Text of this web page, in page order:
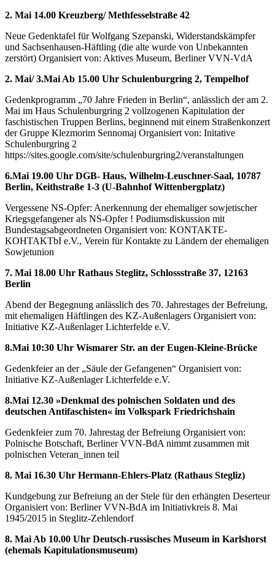
2. Mai 14.00 Kreuzberg/ Methfesselstraße 42
Neue Gedenktafel für Wolfgang Szepanski, Widerstandskämpfer
und Sachsenhausen-Häftling (die alte wurde von Unbekannten
zerstört) Organisiert von: Aktives Museum, Berliner VVN-VdA
2. Mai/ 3.Mai Ab 15.00 Uhr Schulenburgring 2, Tempelhof
Gedenkprogramm „70 Jahre Frieden in Berlin“, anlässlich der am 2.
Mai im Haus Schulenburgring 2 vollzogenen Kapitulation der
faschistischen Truppen Berlins, beginnend mit einem Straßenkonzert
der Gruppe Klezmorim Sennomaj Organisiert von: Initative
Schulenburgring 2
https://sites.google.com/site/schulenburgring2/veranstaltungen
6.Mai 19.00 Uhr DGB- Haus, Wilhelm-Leuschner-Saal, 10787
Berlin, Keithstraße 1-3 (U-Bahnhof Wittenbergplatz)
Vergessene NS-Opfer: Anerkennung der ehemaliger sowjetischer
Kriegsgefangener als NS-Opfer ! Podiumsdiskussion mit
Bundestagsabgeordneten Organisiert von: KONTAKTE-
KOHTAKTbI e.V., Verein für Kontakte zu Ländern der ehemaligen
Sowjetunion
7. Mai 18.00 Uhr Rathaus Steglitz, Schlossstraße 37, 12163
Berlin
Abend der Begegnung anlässlich des 70. Jahrestages der Befreiung,
mit ehemaligen Häftlingen des KZ-Außenlagers Organisiert von:
Initiative KZ-Außenlager Lichterfelde e.V.
8.Mai 10:30 Uhr Wismarer Str. an der Eugen-Kleine-Brücke
Gedenkfeier an der „Säule der Gefangenen“ Organisiert von:
Initiative KZ-Außenlager Lichterfelde e.V.
8.Mai 12.30 »Denkmal des polnischen Soldaten und des
deutschen Antifaschisten« im Volkspark Friedrichshain
Gedenkfeier zum 70. Jahrestag der Befreiung Organisiert von:
Polnische Botschaft, Berliner VVN-BdA nimmt zusammen mit
polnischen Veteran_innen teil
8. Mai 16.30 Uhr Hermann-Ehlers-Platz (Rathaus Stegliz)
Kundgebung zur Befreiung an der Stele für den erhängten Deserteur
Organisiert von: Berliner VVN-BdA im Initiativkreis 8. Mai
1945/2015 in Steglitz-Zehlendorf
8. Mai Ab 10.00 Uhr Deutsch-russisches Museum in Karlshorst
(ehemals Kapitulationsmuseum)